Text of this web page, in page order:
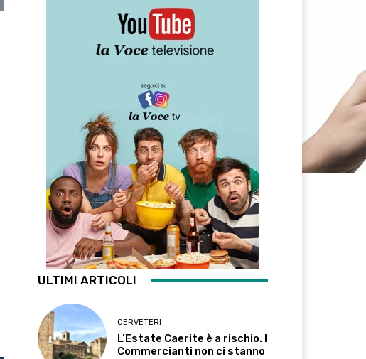
ULTIMI ARTICOLI
CERVETERI
L’Estate Caerite è a rischio. I
Commercianti non ci stanno